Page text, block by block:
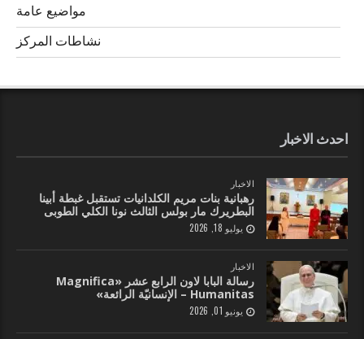
مواضيع عامة
نشاطات المركز
احدث الاخبار
الاخبار
رهبانية بنات مريم الكلدانيات تستقبل غبطة أبينا
البطريرك مار بولس الثالث نونا الكلي الطوبى
يوليو 18, 2026
الاخبار
رسالة البابا لاون الرابع عشر «Magnifica
Humanitas – الإنسانيّة الرائعة»
يونيو 01, 2026